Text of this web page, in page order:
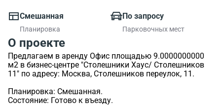
Смешанная
Планировка
По запросу
Парковочных мест
О проекте
Предлагаем в аренду Офис площадью 9.0000000000
м2 в бизнес-центре "Столешники Хаус/ Столешников
11" по адресу: Москва, Столешников переулок, 11.
Планировка: Смешанная.
Состояние: Готово к въезду.